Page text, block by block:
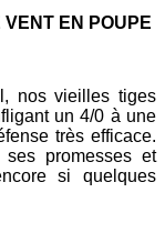
EN POUPE
nos vieilles tiges
un 4/0 à une
très efficace.
promesses et
si quelques